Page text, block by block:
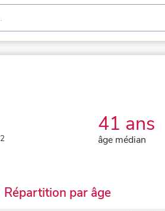
2
41 ans
âge médian
Répartition par âge